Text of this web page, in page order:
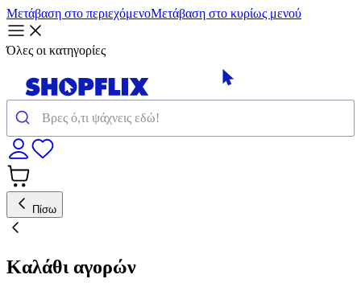
Μετάβαση στο περιεχόμενοΜετάβαση στο κυρίως μενού
Όλες οι κατηγορίες
Πίσω
Καλάθι αγορών